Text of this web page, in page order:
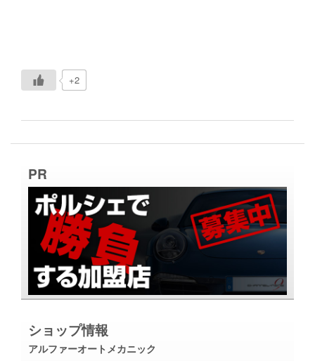
+2
PR
ショップ情報
アルファーオートメカニック